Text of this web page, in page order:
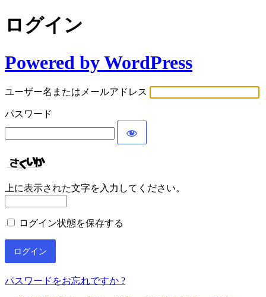
ログイン
Powered by WordPress
ユーザー名またはメールアドレス
パスワード
上に表示された文字を入力してください。
ログイン状態を保存する
パスワードをお忘れですか ?